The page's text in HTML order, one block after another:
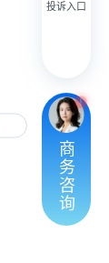
投诉入口
有人对接
商
务
咨
询